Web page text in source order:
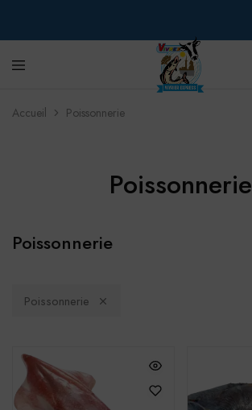
Accueil Poissonnerie
Poissonnerie
Poissonnerie
Poissonnerie